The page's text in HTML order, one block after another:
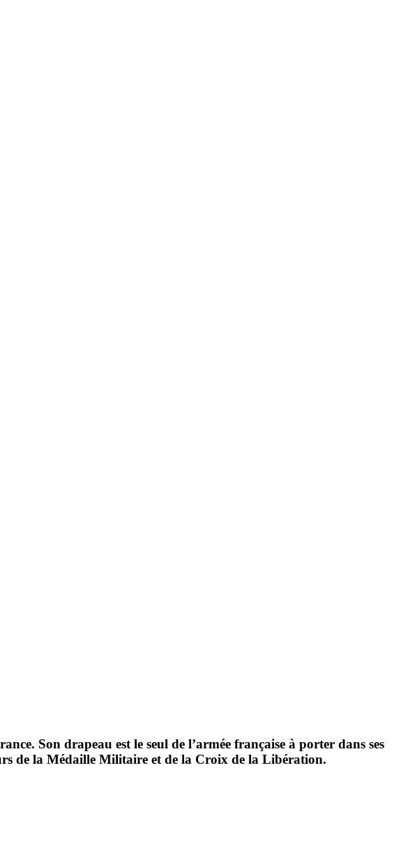
Son drapeau est le seul de l’armée française à porter dans ses
de la Médaille Militaire et de la Croix de la Libération.